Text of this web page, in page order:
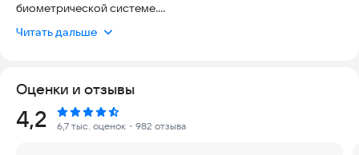
биометрической системе.
1. С помощью мобильного приложения «Госуслуги
биометрию» и следуйте подсказкам. Вам потребуется
подтвержденная учетная запись на Госуслугах,
загранпаспорт нового образца и смартфон с NFC-чипом.
2. В банке можно зарегистрировать подтвержденную
Читать дальше
Оценки и отзывы
Рейтинг:
4,2 6,7 тыс. оценок ・982 отзыва